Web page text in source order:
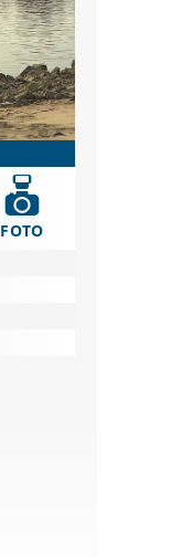
FOTO